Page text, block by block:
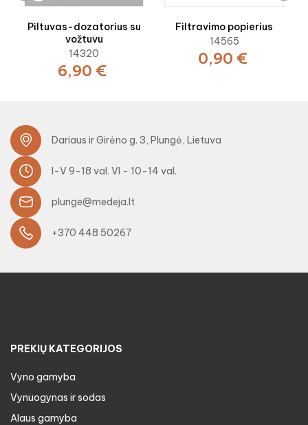
Piltuvas-dozatorius su
vožtuvu
14320
6,90 €
Filtravimo popierius
14565
0,90 €
Dariaus ir Girėno g. 3, Plungė, Lietuva
I-V 9-18 val. VI - 10-14 val.
plunge@medeja.lt
+370 448 50267
PREKIŲ KATEGORIJOS
Vyno gamyba
Vynuogynas ir sodas
Alaus gamyba